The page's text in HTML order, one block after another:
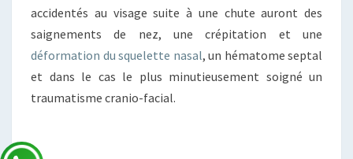
accidentés au visage suite à une chute auront des
saignements de nez, une crépitation et une
déformation du squelette nasal, un hématome septal
et dans le cas le plus minutieusement soigné un
traumatisme cranio-facial.